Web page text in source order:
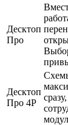
Десктоп
Про
Десктоп
Про 4Р